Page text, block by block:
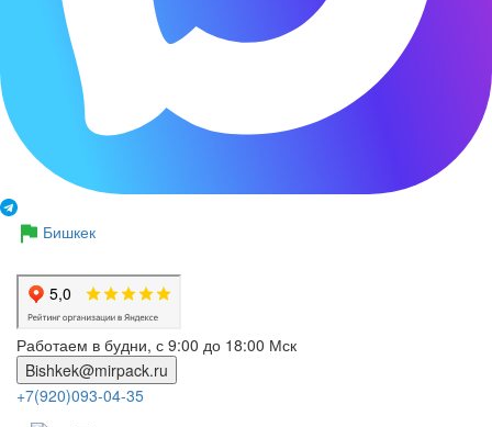
Бишкек
Работаем в будни, с 9:00 до 18:00 Мск
Bishkek@mirpack.ru
+7(920)093-04-35